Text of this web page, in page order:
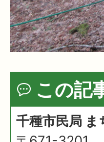
この記
千種市民局